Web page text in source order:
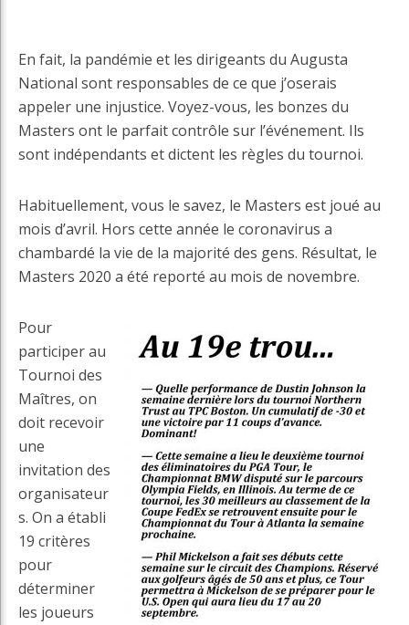
En fait, la pandémie et les dirigeants du Augusta
National sont responsables de ce que j’oserais
appeler une injustice. Voyez-vous, les bonzes du
Masters ont le parfait contrôle sur l’événement. Ils
sont indépendants et dictent les règles du tournoi.
Habituellement, vous le savez, le Masters est joué au
mois d’avril. Hors cette année le coronavirus a
chambardé la vie de la majorité des gens. Résultat, le
Masters 2020 a été reporté au mois de novembre.
Pour
participer au
Tournoi des
Maîtres, on
doit recevoir
une
invitation des
organisateur
s. On a établi
19 critères
pour
déterminer
les joueurs